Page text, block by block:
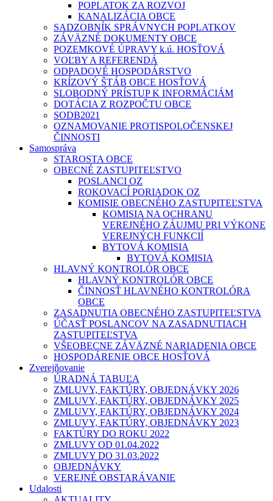
POPLATOK ZA ROZVOJ
KANALIZÁCIA OBCE
SADZOBNÍK SPRÁVNYCH POPLATKOV
ZÁVÄZNÉ DOKUMENTY OBCE
POZEMKOVÉ ÚPRAVY k.ú. HOSŤOVÁ
VOĽBY A REFERENDÁ
ODPADOVÉ HOSPODÁRSTVO
KRÍZOVÝ ŠTÁB OBCE HOSŤOVÁ
SLOBODNÝ PRÍSTUP K INFORMÁCIÁM
DOTÁCIA Z ROZPOČTU OBCE
SODB2021
OZNAMOVANIE PROTISPOLOČENSKEJ
ČINNOSTI
Samospráva
STAROSTA OBCE
OBECNÉ ZASTUPITEĽSTVO
POSLANCI OZ
ROKOVACÍ PORIADOK OZ
KOMISIE OBECNÉHO ZASTUPITEĽSTVA
KOMISIA NA OCHRANU
VEREJNÉHO ZÁUJMU PRI VÝKONE
VEREJNÝCH FUNKCIÍ
BYTOVÁ KOMISIA
BYTOVÁ KOMISIA
HLAVNÝ KONTROLÓR OBCE
HLAVNÝ KONTROLÓR OBCE
ČINNOSŤ HLAVNÉHO KONTROLÓRA
OBCE
ZASADNUTIA OBECNÉHO ZASTUPITEĽSTVA
ÚČASŤ POSLANCOV NA ZASADNUTIACH
ZASTUPITEĽSTVA
VŠEOBECNE ZÁVÄZNÉ NARIADENIA OBCE
HOSPODÁRENIE OBCE HOSŤOVÁ
Zverejňovanie
ÚRADNÁ TABUĽA
ZMLUVY, FAKTÚRY, OBJEDNÁVKY 2026
ZMLUVY, FAKTÚRY, OBJEDNÁVKY 2025
ZMLUVY, FAKTÚRY, OBJEDNÁVKY 2024
ZMLUVY, FAKTÚRY, OBJEDNÁVKY 2023
FAKTÚRY DO ROKU 2022
ZMLUVY OD 01.04.2022
ZMLUVY DO 31.03.2022
OBJEDNÁVKY
VEREJNÉ OBSTARÁVANIE
Udalosti